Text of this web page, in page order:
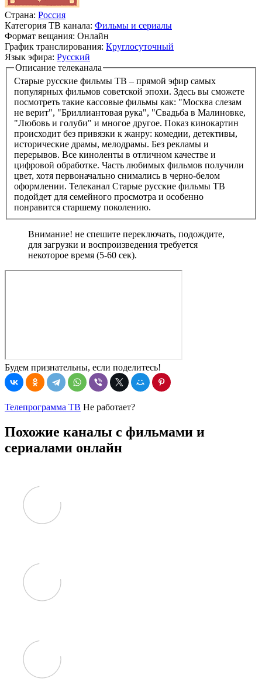
Страна: Россия
Категория ТВ канала: Фильмы и сериалы
Формат вещания: Онлайн
График транслирования: Круглосуточный
Язык эфира: Русский
Описание телеканала
Старые русские фильмы ТВ – прямой эфир самых
популярных фильмов советской эпохи. Здесь вы сможете
посмотреть такие кассовые фильмы как: "Москва слезам
не верит", "Бриллиантовая рука", "Свадьба в Малиновке,
"Любовь и голуби" и многое другое. Показ кинокартин
происходит без привязки к жанру: комедии, детективы,
исторические драмы, мелодрамы. Без рекламы и
перерывов. Все киноленты в отличном качестве и
цифровой обработке. Часть любимых фильмов получили
цвет, хотя первоначально снимались в черно-белом
оформлении. Телеканал Старые русские фильмы ТВ
подойдет для семейного просмотра и особенно
понравится старшему поколению.
Внимание! не спешите переключать, подождите,
для загрузки и воспроизведения требуется
некоторое время (5-60 сек).
Будем признательны, если поделитесь!
Телепрограмма ТВ Не работает?
Похожие каналы с фильмами и
сериалами онлайн